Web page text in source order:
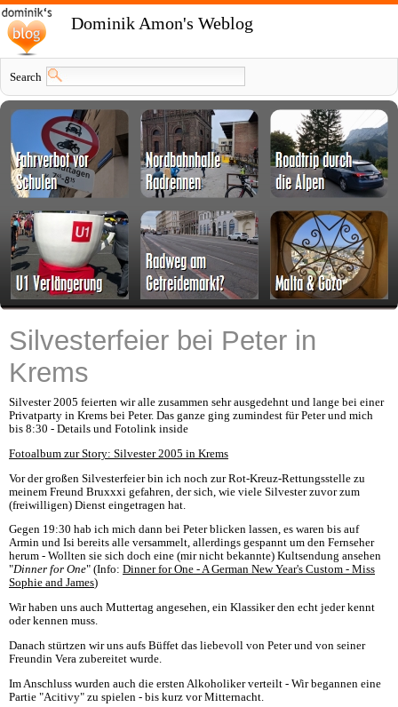
Dominik Amon's Weblog
Search
Silvesterfeier bei Peter in
Krems
Silvester 2005 feierten wir alle zusammen sehr ausgedehnt und lange bei einer
Privatparty in Krems bei Peter. Das ganze ging zumindest für Peter und mich
bis 8:30 - Details und Fotolink inside
Fotoalbum zur Story: Silvester 2005 in Krems
Vor der großen Silvesterfeier bin ich noch zur Rot-Kreuz-Rettungsstelle zu
meinem Freund Bruxxxi gefahren, der sich, wie viele Silvester zuvor zum
(freiwilligen) Dienst eingetragen hat.
Gegen 19:30 hab ich mich dann bei Peter blicken lassen, es waren bis auf
Armin und Isi bereits alle versammelt, allerdings gespannt um den Fernseher
herum - Wollten sie sich doch eine (mir nicht bekannte) Kultsendung ansehen
"Dinner for One" (Info: Dinner for One - A German New Year's Custom - Miss
Sophie and James)
Wir haben uns auch Muttertag angesehen, ein Klassiker den echt jeder kennt
oder kennen muss.
Danach stürtzen wir uns aufs Büffet das liebevoll von Peter und von seiner
Freundin Vera zubereitet wurde.
Im Anschluss wurden auch die ersten Alkoholiker verteilt - Wir begannen eine
Partie "Acitivy" zu spielen - bis kurz vor Mitternacht.